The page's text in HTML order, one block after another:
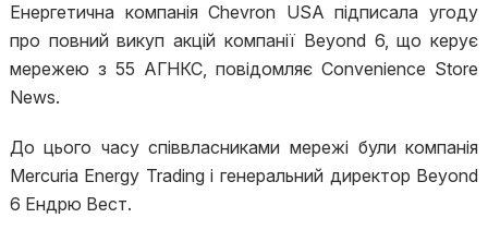
Енергетична компанія Chevron USA підписала угоду
про повний викуп акцій компанії Beyond 6, що керує
мережею з 55 АГНКС, повідомляє Convenience Store
News.
До цього часу співвласниками мережі були компанія
Mercuria Energy Trading і генеральний директор Beyond
6 Ендрю Вест.